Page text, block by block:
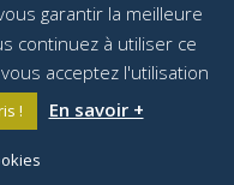
09 05
garantir la meilleure
continuez à utiliser ce
acceptez l'utilisation
! En savoir +